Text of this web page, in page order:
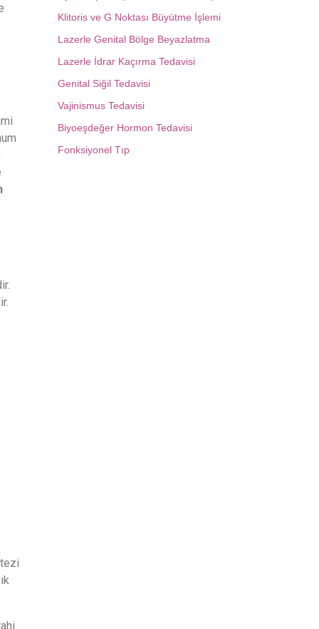
Klitoris ve G Noktası Büyütme İşlemi
Lazerle Genital Bölge Beyazlatma
Lazerle İdrar Kaçırma Tedavisi
Genital Siğil Tedavisi
Vajinismus Tedavisi
Biyoeşdeğer Hormon Tedavisi
Fonksiyonel Tıp